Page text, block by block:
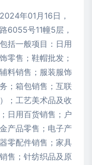
年01月16日，
6055号11幢5层，
括一般项目：日用
零售；鞋帽批发；
料销售；服装服饰
；箱包销售；互联
；工艺美术品及收
日用百货销售；户
产品零售；电子产
零配件销售；家具
售；针纺织品及原